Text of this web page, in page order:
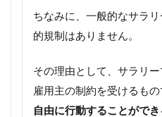
ちなみに、一般的なサラ
的規制はありません。
その理由として、サラリ
雇用主の制約を受けるも
自由に行動することができ